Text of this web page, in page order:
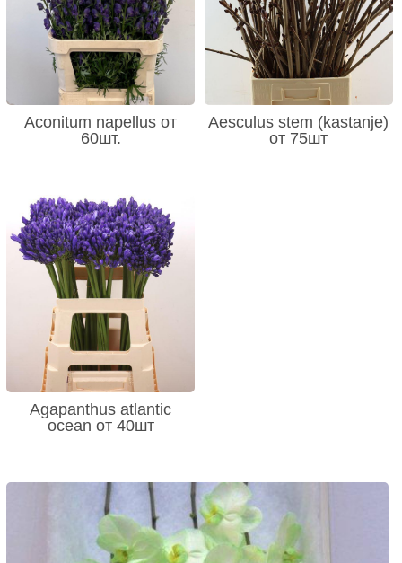
Aconitum napellus от
60шт.
Aesculus stem (kastanje)
от 75шт
Agapanthus atlantic
ocean от 40шт